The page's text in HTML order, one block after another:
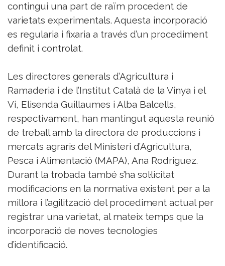
contingui una part de raïm procedent de
varietats experimentals. Aquesta incorporació
es regularia i fixaria a través d’un procediment
definit i controlat.
Les directores generals d’Agricultura i
Ramaderia i de l’Institut Català de la Vinya i el
Vi, Elisenda Guillaumes i Alba Balcells,
respectivament, han mantingut aquesta reunió
de treball amb la directora de produccions i
mercats agraris del Ministeri d’Agricultura,
Pesca i Alimentació (MAPA), Ana Rodriguez.
Durant la trobada també s’ha sol·licitat
modificacions en la normativa existent per a la
millora i l’agilització del procediment actual per
registrar una varietat, al mateix temps que la
incorporació de noves tecnologies
d’identificació.